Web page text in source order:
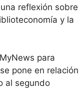
reflexión sobre
y la
para
pone en relación
al segundo